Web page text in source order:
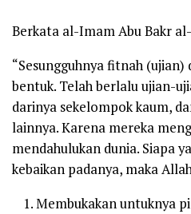
Berkata al-Imam Abu Bakr
“Sesungguhnya fitnah
bentuk. Telah berlalu ujian-
darinya sekelompok kaum,
lainnya. Karena mereka
mendahulukan dunia. Siapa
kebaikan padanya, maka
Membukakan untuknya